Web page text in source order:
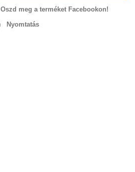
Oszd meg a terméket Facebookon!
Nyomtatás